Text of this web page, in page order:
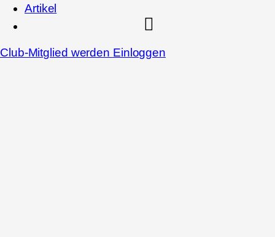
Artikel
Club-Mitglied werden Einloggen